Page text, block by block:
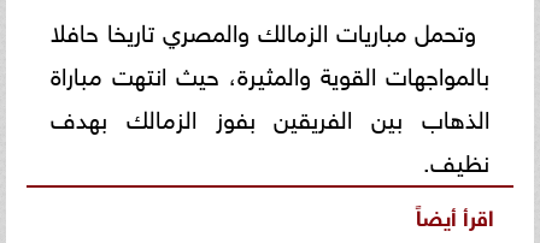
وتحمل مباريات الزمالك والمصري تاريخا حافلا
بالمواجهات القوية والمثيرة، حيث انتهت مباراة
الذهاب بين الفريقين بفوز الزمالك بهدف
نظيف.
اقرأ أيضاً